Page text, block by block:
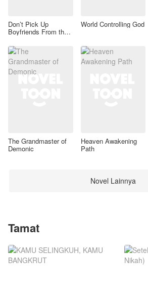
Don’t Pick Up
Boyfriends From the
World Controlling God
The Grandmaster of
Demonic
Heaven Awakening
Path
Novel Lainnya
Tamat